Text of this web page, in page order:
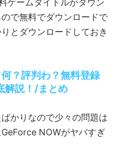
ゲームタイトルがダウン
で無料でダウンロードで
とダウンロードしておき
？評判わ？無料登録
解説！/まとめ
かりなので少々の問題は
NOWがヤバすぎ